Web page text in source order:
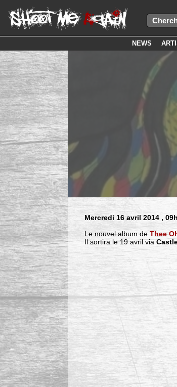
NEWS
Mercredi 16 avril 2014 ,
Le nouvel album de Thee
Il sortira le 19 avril via